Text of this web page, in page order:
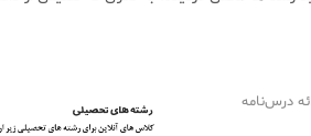
درس‌نامه‌